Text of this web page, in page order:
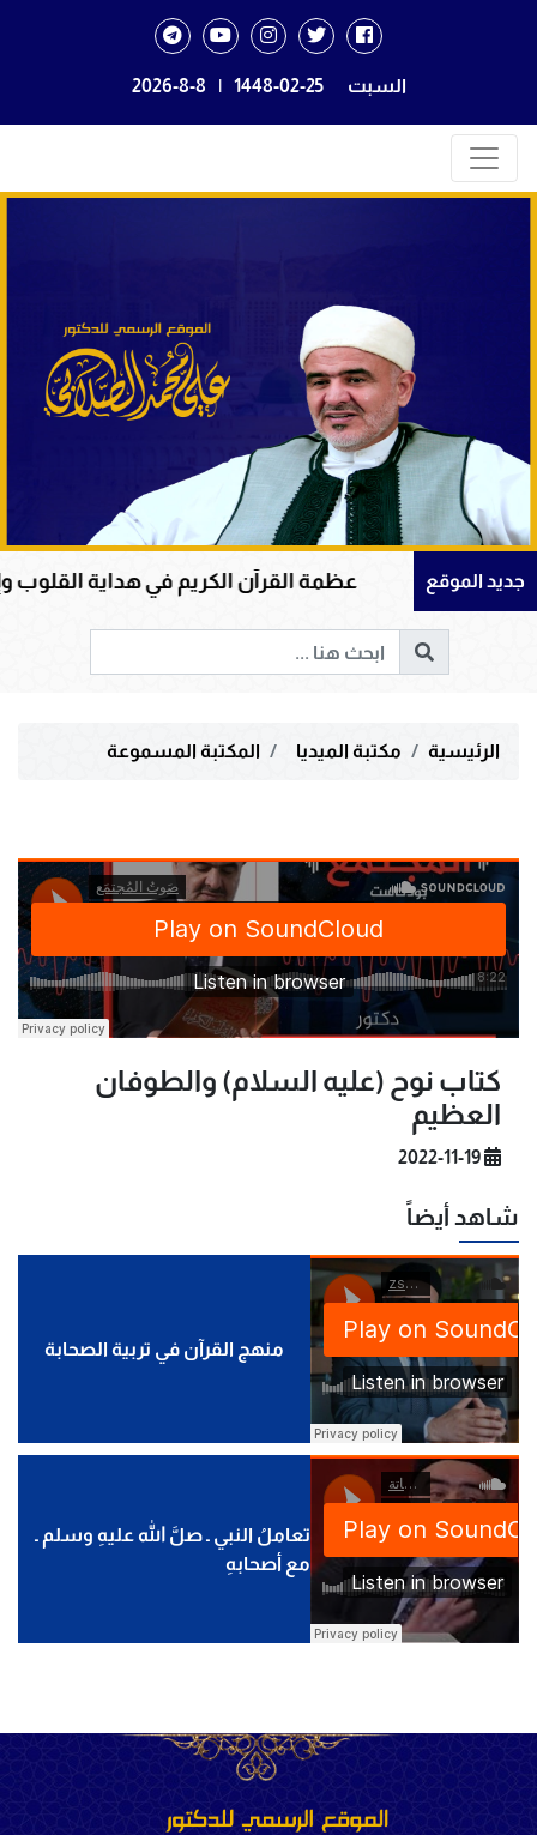
السبت 1448-02-25
|
2026-8-8
جديد الموقع عظمة القرآن الكريم في هداية القلوب وإصلاح
الرئيسية مكتبة الميديا المكتبة المسموعة
كتاب نوح (عليه السلام) والطوفان
العظيم
2022-11-19
شاهد أيضاً
منهج القرآن في تربية الصحابة
تعاملُ النبي ـ صلَّ الله عليهِ وسلم ـ
مع أصحابهِ